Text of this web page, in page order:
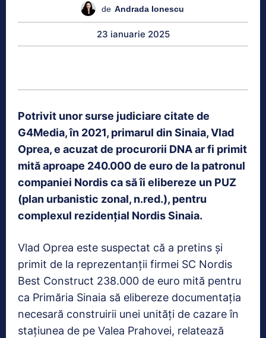
de Andrada Ionescu
23 ianuarie 2025
Potrivit unor surse judiciare citate de
G4Media, în 2021, primarul din Sinaia, Vlad
Oprea, e acuzat de procurorii DNA ar fi primit
mită aproape 240.000 de euro de la patronul
companiei Nordis ca să îi elibereze un PUZ
(plan urbanistic zonal, n.red.), pentru
complexul rezidenţial Nordis Sinaia.
Vlad Oprea este suspectat că a pretins şi
primit de la reprezentanţii firmei SC Nordis
Best Construct 238.000 de euro mită pentru
ca Primăria Sinaia să elibereze documentaţia
necesară construirii unei unităţi de cazare în
staţiunea de pe Valea Prahovei, relatează